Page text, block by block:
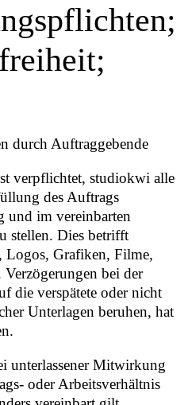
durch Auftraggebende
verpflichtet, studiokwi alle
des Auftrags
und im vereinbarten
stellen. Dies betrifft
Logos, Grafiken, Filme,
bei der
die verspätete oder nicht
Unterlagen beruhen, hat
unterlassener Mitwirkung
oder Arbeitsverhältnis